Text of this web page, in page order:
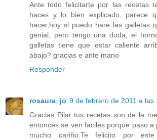
Ante todo felicitarte por las recetas
haces y lo bien explicado, parece
hacer,hoy si puedo hare las galletas
genial; pero tengo una duda, el
galletas tiene que estar caliente
abajo? gracias e ante mano
Responder
rosaura_jo 9 de febrero de 2011 a las
Gracias Pilar tus recetas son de la
entonces se ven faciles porque paso a
mucho cariño.Te felicito por